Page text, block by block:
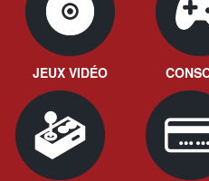
JEUX VIDÉO